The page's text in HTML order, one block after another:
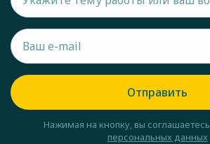
Отправить
Нажимая на кнопку, вы соглашаетесь
персональных данных